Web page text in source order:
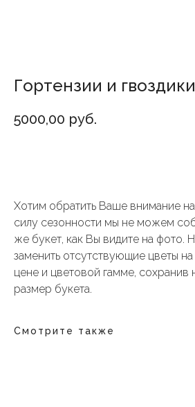
Гортензии и гвоздики
5000,00 руб.
Хотим обратить Ваше внимание на
силу сезонности мы не можем
же букет, как Вы видите на фото.
заменить отсутствующие цветы
цене и цветовой гамме, сохранив
размер букета.
Смотрите также